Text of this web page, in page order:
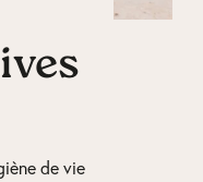
de vie